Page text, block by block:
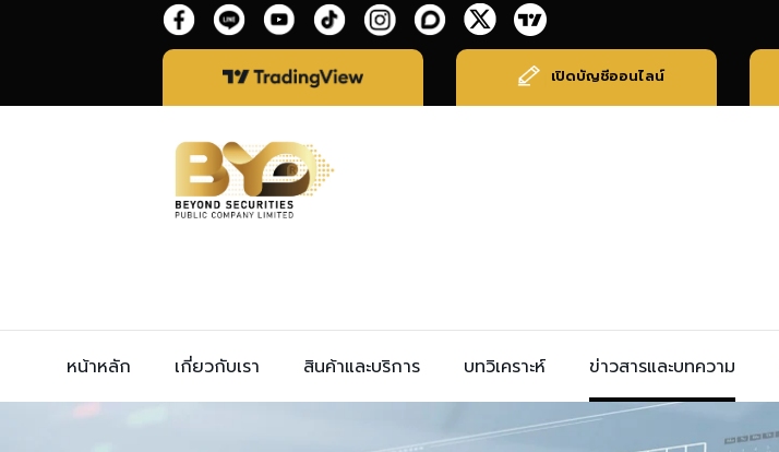
เปิดบัญชีออนไลน์
หน้าหลัก เกี่ยวกับเรา สินค้าและบริการ บทวิเคราะห์ ข่าวสารและบทความ